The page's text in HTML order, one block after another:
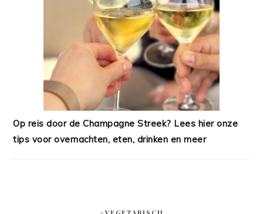
Op reis door de Champagne Streek? Lees hier onze
tips voor overnachten, eten, drinken en meer